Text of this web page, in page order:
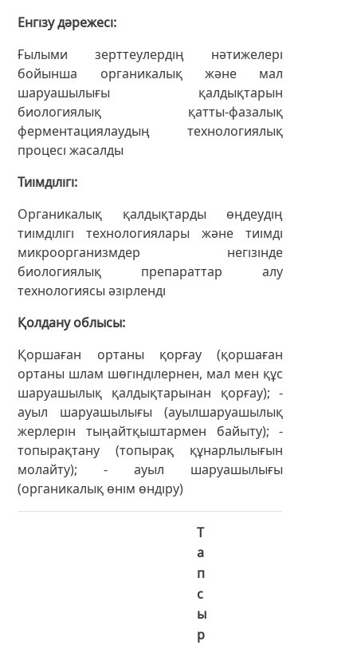
Енгізу дәрежесі
Ғылыми зерттеулердің нәтижелері
бойынша органикалық және мал
шаруашылығы қалдықтарын
биологиялық қатты-фазалық
ферментациялаудың технологиялық
процесі жасалды
Тиімділігі
Органикалық қалдықтарды өңдеудің
тиімділігі технологиялары және тиімді
микроорганизмдер негізінде
биологиялық препараттар алу
технологиясы әзірленді
Қолдану облысы
Қоршаған ортаны қорғау (қоршаған
ортаны шлам шөгінділернен, мал мен құс
шаруашылық қалдықтарынан қорғау); -
ауыл шаруашылығы (ауылшаруашылық
жерлерін тыңайтқыштармен байыту); -
топырақтану (топырақ құнарлылығын
молайту); - ауыл шаруашылығы
(органикалық өнім өндіру)
Т
а
п
с
ы
р